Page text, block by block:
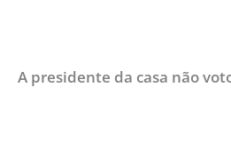
A presidente da casa não